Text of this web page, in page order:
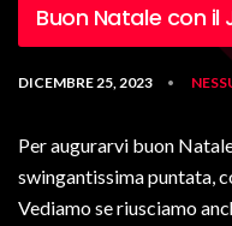
Buon Natale con il
DICEMBRE 25, 2023 •
Per augurarvi buon
swingantissima puntata,
Vediamo se riusciamo